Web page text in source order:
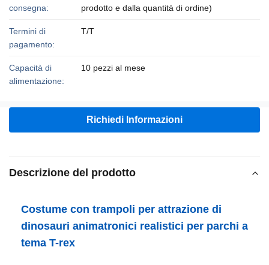
consegna:
prodotto e dalla quantità di ordine)
Termini di
pagamento:
T/T
Capacità di
alimentazione:
10 pezzi al mese
Richiedi Informazioni
Descrizione del prodotto
Costume con trampoli per attrazione di
dinosauri animatronici realistici per parchi a
tema T-rex